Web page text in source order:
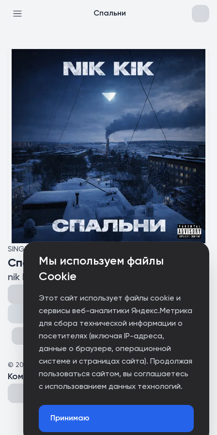
Мы используем файлы
Cookie
Этот сайт использует файлы cookie и
сервисы веб-аналитики Яндекс.Метрика
для сбора технической информации о
посетителях (включая IP-адреса,
данные о браузере, операционной
системе и страницах сайта). Продолжая
пользоваться сайтом, вы соглашаетесь
с использованием данных технологий.
Принимаю
Спальни
SINGLE
Спальни
nik kik
Поделиться
© 2026 nik kik
Комментарии(0 )